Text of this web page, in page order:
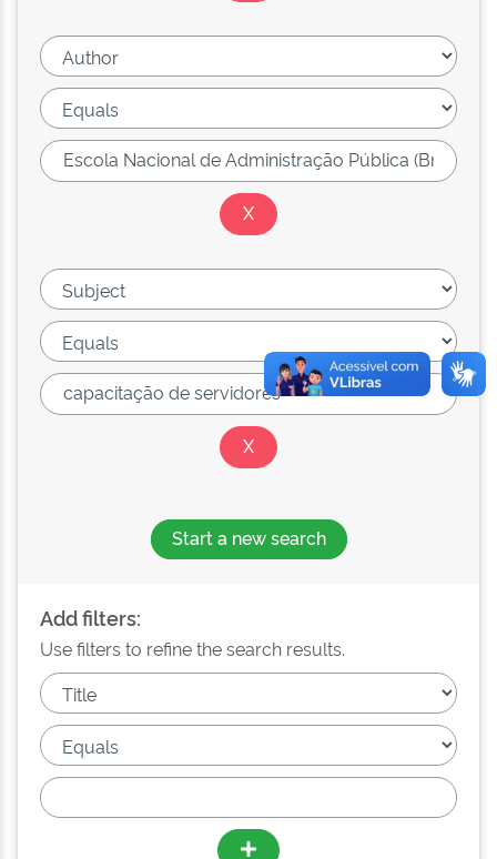
Start a new search
Add filters:
Use filters to refine the search results.